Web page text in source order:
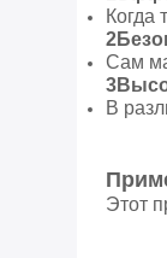
Когда
Сам
В
Этот